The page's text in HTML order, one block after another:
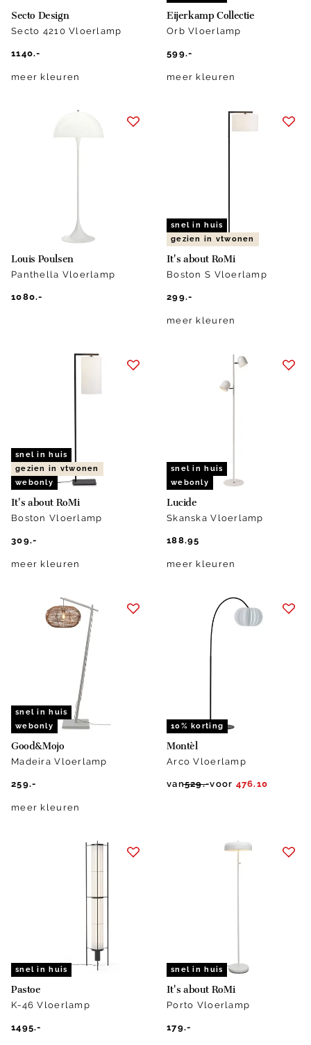
Secto Design
Secto 4210 Vloerlamp
1140.-
meer kleuren
Eijerkamp Collectie
Orb Vloerlamp
599.-
meer kleuren
Louis Poulsen
Panthella Vloerlamp
1080.-
snel in huis
gezien in vtwonen
It's about RoMi
Boston S Vloerlamp
299.-
meer kleuren
snel in huis
gezien in vtwonen
webonly
It's about RoMi
Boston Vloerlamp
309.-
meer kleuren
snel in huis
webonly
Lucide
Skanska Vloerlamp
188.95
meer kleuren
snel in huis
webonly
Good&Mojo
Madeira Vloerlamp
259.-
meer kleuren
10% korting
Montèl
Arco Vloerlamp
van529.-voor 476.10
snel in huis
Pastoe
K-46 Vloerlamp
1495.-
snel in huis
It's about RoMi
Porto Vloerlamp
179.-